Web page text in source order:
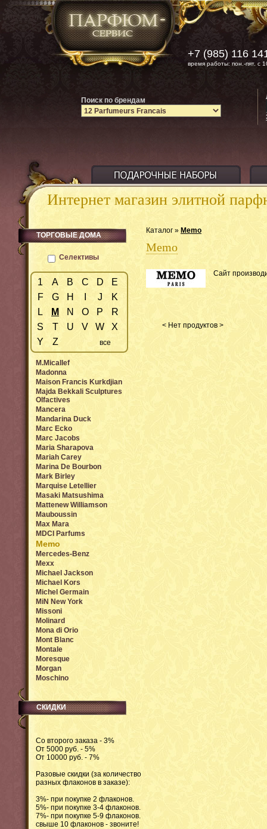
Интернет магазин элитной
Каталог » Memo
Memo
Сайт
< Нет продуктов >
ТОРГОВЫЕ ДОМА
Селективы
1 A B C D
E
F
G H J
K
L
M N O P
R
S
T U V W
X
Y
Z все
M.Micallef
Madonna
Maison Francis Kurkdjian
Majda Bekkali Sculptures
Olfactives
Mancera
Mandarina Duck
Marc Ecko
Marc Jacobs
Maria Sharapova
Mariah Carey
Marina De Bourbon
Mark Birley
Marquise Letellier
Masaki Matsushima
Mattenew Williamson
Mauboussin
Max Mara
MDCI Parfums
Memo
Mercedes-Benz
Mexx
Michael Jackson
Michael Kors
Michel Germain
MiN New York
Missoni
Molinard
Mona di Orio
Mont Blanc
Montale
Moresque
Morgan
Moschino
СКИДКИ
Со второго заказа - 3%
От 5000 руб. - 5%
От 10000 руб. - 7%
Разовые скидки (за количество
разных флаконов в заказе):
3%- при покупке 2 флаконов.
5%- при покупке 3-4 флаконов.
7%- при покупке 5-9 флаконов.
свыше 10 флаконов - звоните!
+7 (985) 116
время работы: пон.-пят. с
Поиск по брендам